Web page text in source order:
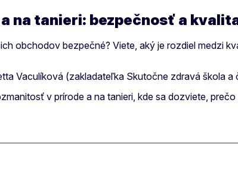
na tanieri: bezpečnosť a
obchodov bezpečné? Viete, aký je rozdiel medzi
Vaculíková (zakladateľka Skutočne zdravá škola
v prírode a na tanieri, kde sa dozviete,